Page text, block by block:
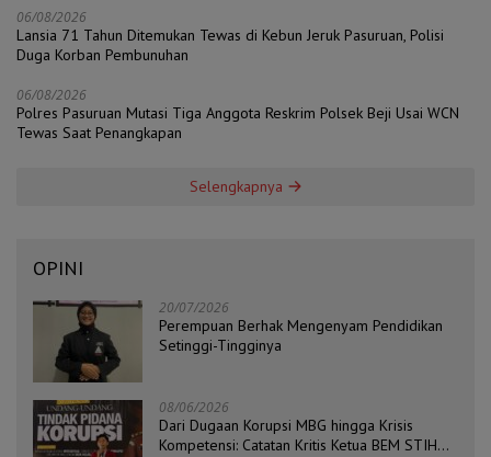
06/08/2026
Lansia 71 Tahun Ditemukan Tewas di Kebun Jeruk Pasuruan, Polisi
Duga Korban Pembunuhan
06/08/2026
Polres Pasuruan Mutasi Tiga Anggota Reskrim Polsek Beji Usai WCN
Tewas Saat Penangkapan
Selengkapnya
OPINI
20/07/2026
Perempuan Berhak Mengenyam Pendidikan
Setinggi-Tingginya
08/06/2026
Dari Dugaan Korupsi MBG hingga Krisis
Kompetensi: Catatan Kritis Ketua BEM STIH